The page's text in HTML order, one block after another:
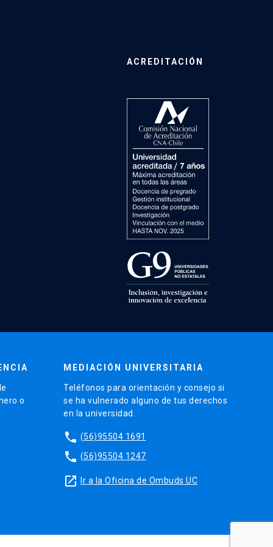
ACREDITACIÓN
o
MEDIACIÓN UNIVERSITARIA
Teléfonos para orientación y consejo si
se ha vulnerado alguno de tus derechos
en la universidad.
phone (56)95504 1691
phone (56)95504 1247
launch Ir a la Oficina de Ombuds UC